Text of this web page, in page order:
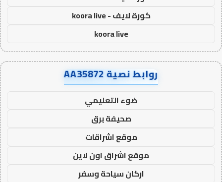
كورة لايف - koora live
koora live
روابط نصية AA35872
ضوء التعليمي
صحيفة برق
موقع اشراقات
موقع اشراق اون لاين
اركان سياحة وسفر